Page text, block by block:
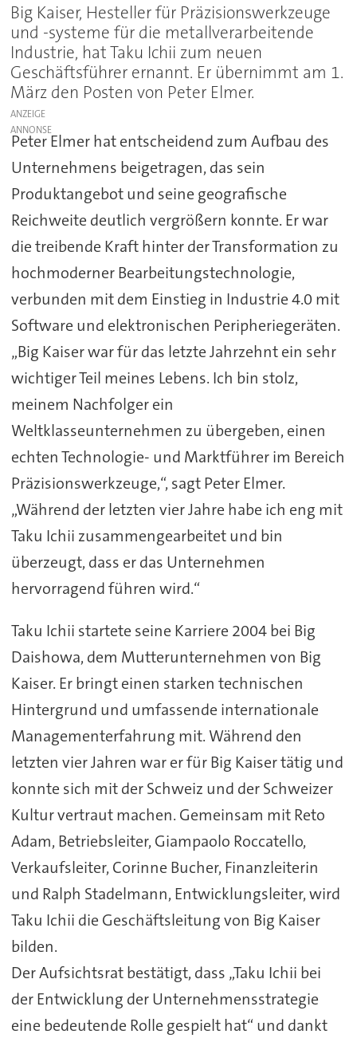
Big Kaiser, Hesteller für Präzisionswerkzeuge
und -systeme für die metallverarbeitende
Industrie, hat Taku Ichii zum neuen
Geschäftsführer ernannt. Er übernimmt am 1.
März den Posten von Peter Elmer.
ANZEIGE
Peter Elmer hat entscheidend zum Aufbau des
Unternehmens beigetragen, das sein
Produktangebot und seine geografische
Reichweite deutlich vergrößern konnte. Er war
die treibende Kraft hinter der Transformation zu
hochmoderner Bearbeitungstechnologie,
verbunden mit dem Einstieg in Industrie 4.0 mit
Software und elektronischen Peripheriegeräten.
„Big Kaiser war für das letzte Jahrzehnt ein sehr
wichtiger Teil meines Lebens. Ich bin stolz,
meinem Nachfolger ein
Weltklasseunternehmen zu übergeben, einen
echten Technologie- und Marktführer im Bereich
Präzisionswerkzeuge,“, sagt Peter Elmer.
„Während der letzten vier Jahre habe ich eng mit
Taku Ichii zusammengearbeitet und bin
überzeugt, dass er das Unternehmen
hervorragend führen wird.“
Taku Ichii startete seine Karriere 2004 bei Big
Daishowa, dem Mutterunternehmen von Big
Kaiser. Er bringt einen starken technischen
Hintergrund und umfassende internationale
Managementerfahrung mit. Während den
letzten vier Jahren war er für Big Kaiser tätig und
konnte sich mit der Schweiz und der Schweizer
Kultur vertraut machen. Gemeinsam mit Reto
Adam, Betriebsleiter, Giampaolo Roccatello,
Verkaufsleiter, Corinne Bucher, Finanzleiterin
und Ralph Stadelmann, Entwicklungsleiter, wird
Taku Ichii die Geschäftsleitung von Big Kaiser
bilden.
Der Aufsichtsrat bestätigt, dass „Taku Ichii bei
der Entwicklung der Unternehmensstrategie
eine bedeutende Rolle gespielt hat“ und dankt